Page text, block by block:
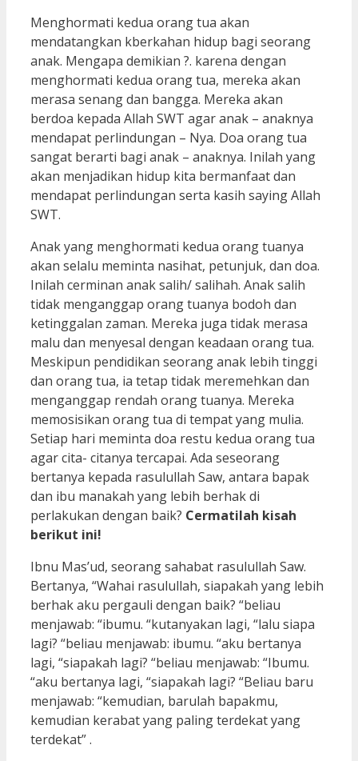
Menghormati kedua orang tua akan
mendatangkan kberkahan hidup bagi seorang
anak. Mengapa demikian ?. karena dengan
menghormati kedua orang tua, mereka akan
merasa senang dan bangga. Mereka akan
berdoa kepada Allah SWT agar anak – anaknya
mendapat perlindungan – Nya. Doa orang tua
sangat berarti bagi anak – anaknya. Inilah yang
akan menjadikan hidup kita bermanfaat dan
mendapat perlindungan serta kasih saying Allah
SWT.
Anak yang menghormati kedua orang tuanya
akan selalu meminta nasihat, petunjuk, dan doa.
Inilah cerminan anak salih/ salihah. Anak salih
tidak menganggap orang tuanya bodoh dan
ketinggalan zaman. Mereka juga tidak merasa
malu dan menyesal dengan keadaan orang tua.
Meskipun pendidikan seorang anak lebih tinggi
dan orang tua, ia tetap tidak meremehkan dan
menganggap rendah orang tuanya. Mereka
memosisikan orang tua di tempat yang mulia.
Setiap hari meminta doa restu kedua orang tua
agar cita- citanya tercapai. Ada seseorang
bertanya kepada rasulullah Saw, antara bapak
dan ibu manakah yang lebih berhak di
perlakukan dengan baik? Cermatilah kisah
berikut ini!
Ibnu Mas’ud, seorang sahabat rasulullah Saw.
Bertanya, “Wahai rasulullah, siapakah yang lebih
berhak aku pergauli dengan baik? “beliau
menjawab: “ibumu. “kutanyakan lagi, “lalu siapa
lagi? “beliau menjawab: ibumu. “aku bertanya
lagi, “siapakah lagi? “beliau menjawab: “Ibumu.
“aku bertanya lagi, “siapakah lagi? “Beliau baru
menjawab: “kemudian, barulah bapakmu,
kemudian kerabat yang paling terdekat yang
terdekat” .